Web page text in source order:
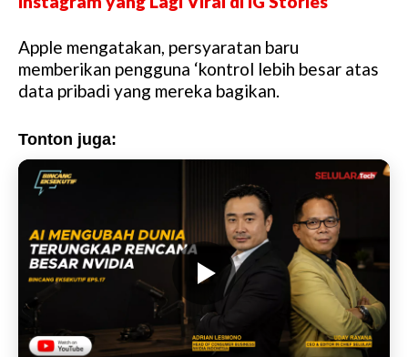
Apple mengatakan, persyaratan baru
memberikan pengguna ‘kontrol lebih besar atas
data pribadi yang mereka bagikan.
Tonton juga: